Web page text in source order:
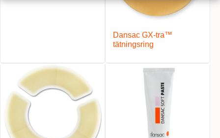
Dansac GX-tra™
tätningsring